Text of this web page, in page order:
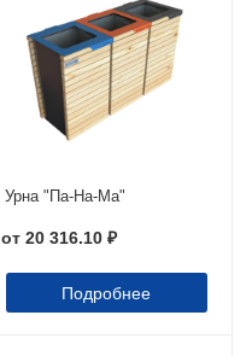
Урна "Па-На-Ма"
от 20 316.10 ₽
Подробнее